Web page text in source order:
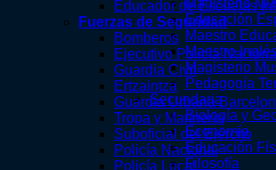
Educación
Maestro
Maestro
Magisterio
Pedagogía
Secundaria
Biología y
Economía
Educación
Filosofía
Educador de Escuelas
Fuerzas de Seguridad
Bomberos
Ejecutivo Policía
Guardia Civil
Ertzaintza
Guardia Urbana
Tropa y Marinería
Suboficial del Ejército
Policía Nacional
Policía Local